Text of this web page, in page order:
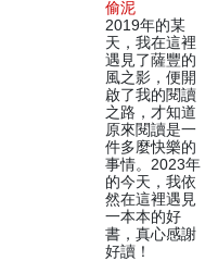
偷泥
2019年的某
天，我在這裡
遇見了薩豐的
風之影，便開
啟了我的閱讀
之路，才知道
原來閱讀是一
件多麼快樂的
事情。2023年
的今天，我依
然在這裡遇見
一本本的好
書，真心感謝
好讀！